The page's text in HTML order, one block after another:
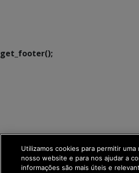
get_footer();
Utilizamos cookies para permitir
nosso website e para nos ajudar a
informações são mais úteis e